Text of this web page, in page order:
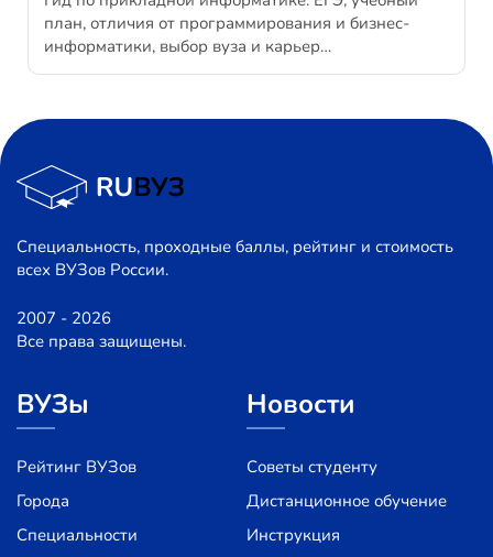
план, отличия от программирования и бизнес-
информатики, выбор вуза и карьер…
Специальность, проходные баллы, рейтинг и стоимость
всех ВУЗов России.
2007 - 2026
Все права защищены.
ВУЗы
Рейтинг ВУЗов
Города
Специальности
Новости
Советы студенту
Дистанционное обучение
Инструкция